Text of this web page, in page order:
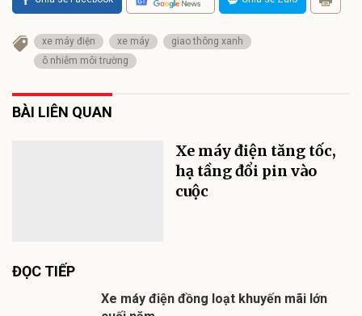
xe máy điện xe máy
giao thông xanh
ô nhiễm môi trường
BÀI LIÊN QUAN
Xe máy điện tăng tốc,
hạ tầng đổi pin vào
cuộc
ĐỌC TIẾP
Xe máy điện đồng loạt khuyến mãi lớn